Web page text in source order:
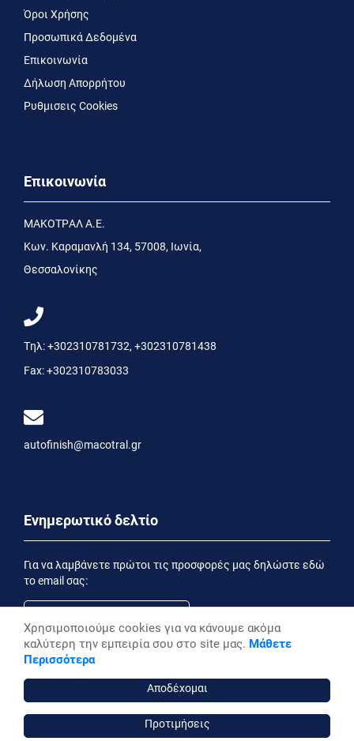
Όροι Χρήσης
Προσωπικά Δεδομένα
Επικοινωνία
Δήλωση Απορρήτου
Ρυθμισεις Cookies
Επικοινωνία
MΑΚΟΤΡΑΛ Α.Ε.
Kων. Kαραμανλή 134, 57008, Ιωνία,
Θεσσαλονίκης
Τηλ:+302310781732, +302310781438
Fax:+302310783033
autofinish@macotral.gr
Ενημερωτικό δελτίο
Για να λαμβάνετε πρώτοι τις προσφορές μας δηλώστε εδώ
το email σας:
Εγγραφή
Έχοντας ενημερωθεί από την
επιθυμώ να λαμβάνω ενημερωτικά email
Powered by Stonewave
Χρησιμοποιούμε cookies για να κάνουμε ακόμα
καλύτερη την εμπειρία σου στο site μας. Μάθετε
Περισσότερα
Αποδέχομαι
Προτιμήσεις